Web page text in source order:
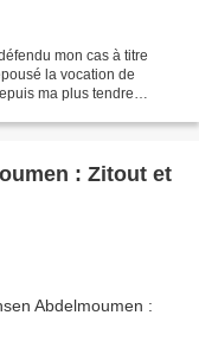
mon cas à titre
la vocation de
ma plus tendre
: Zitout et